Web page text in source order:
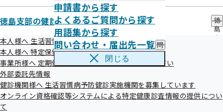
申請書から探す
よくあるご質問から探す
用語集から探す
問い合わせ・届出先一覧 問
い
せ
・
届
閉じる
徳島支部の健診・保健指導のご案内
徳
島
保
健
本人様へ 生活習慣病予防健診のご案内
本人様へ 特定保健指導のご案内
事業所様へ 定期健康診断結果の提供にご協力ください
外部委託先情報
健診機関様へ 生活習慣病予防健診実施機関を募集しています
オンライン資格確認等システムによる特定健康診査情報の提供につい
て
徳島支部の健診・保健指導のご案
内
本人様へ 生活習慣病予防健診のご案内